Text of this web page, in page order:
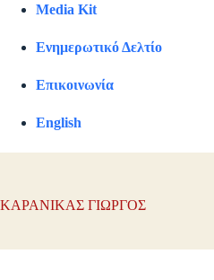
Media Kit
Ενημερωτικό Δελτίο
Επικοινωνία
English
ΚΑΡΑΝΙΚΑΣ ΓΙΩΡΓΟΣ